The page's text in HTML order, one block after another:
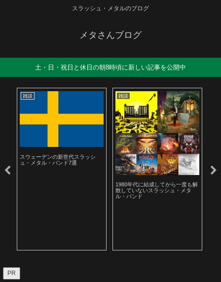
スラッシュ・メタルのブログ
メタさんブログ
土・日・祝日と休日の朝8時頃に新しい記事を公開中
雑談
スウェーデンの新世代スラッシ
ュ・メタル・バンド7選
雑談
1980年代に結成してから一度も解
散していないスラッシュ・メタ
ル・バンド
PR